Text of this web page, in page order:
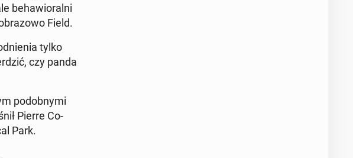
be­ha­wio­ral­ni
Field.
tylko
czy panda
po­dob­ny­mi
Pierre Co­
Park.